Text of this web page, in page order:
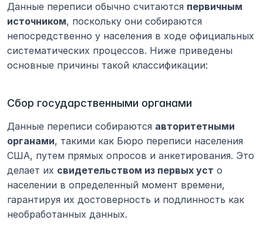
Данные переписи обычно считаются первичным
источником, поскольку они собираются
непосредственно у населения в ходе официальных
систематических процессов. Ниже приведены
основные причины такой классификации:
Сбор государственными органами
Данные переписи собираются авторитетными
органами, такими как Бюро переписи населения
США, путем прямых опросов и анкетирования. Это
делает их свидетельством из первых уст о
населении в определенный момент времени,
гарантируя их достоверность и подлинность как
необработанных данных.